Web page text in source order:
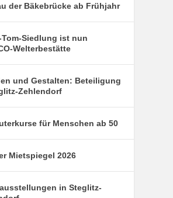
der Bäkebrücke ab Frühjahr
Tom-Siedlung ist nun
Welterbestätte
und Gestalten: Beteiligung
Zehlendorf
für Menschen ab 50
Mietspiegel 2026
in Steglitz-